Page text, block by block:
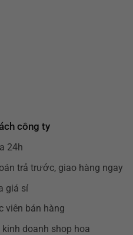
công ty
24h
trả trước, giao hàng ngay
giá sỉ
viên bán hàng
doanh shop hoa